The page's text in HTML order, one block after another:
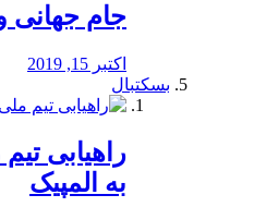
جام جهانی
اکتبر 15, 2019
بسکتبال
راهیابی
به المپیک